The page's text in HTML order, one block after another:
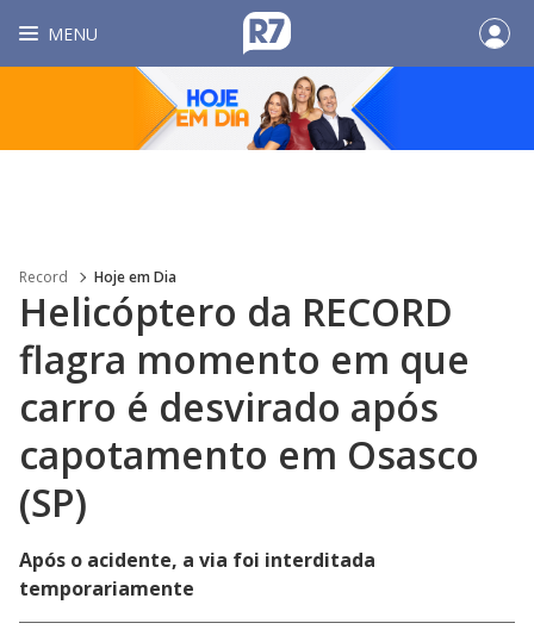
MENU
Record Hoje em Dia
Helicóptero da RECORD
flagra momento em que
carro é desvirado após
capotamento em Osasco
(SP)
Após o acidente, a via foi interditada
temporariamente